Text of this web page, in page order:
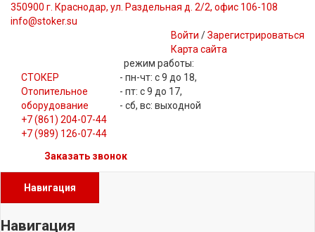
350900 г. Краснодар, ул. Раздельная д. 2/2, офис 106-108
info@stoker.su
Войти /Зарегистрироваться
Карта сайта
СТОКЕР
Отопительное
оборудование
режим работы:
- пн-чт: с 9 до 18,
- пт: с 9 до 17,
- сб, вс: выходной
+7 (861) 204-07-44
+7 (989) 126-07-44
Заказать звонок
Навигация
Навигация